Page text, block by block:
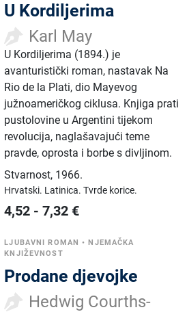
U Kordiljerima
Karl May
U Kordiljerima (1894.) je
avanturistički roman, nastavak Na
Rio de la Plati, dio Mayevog
južnoameričkog ciklusa. Knjiga prati
pustolovine u Argentini tijekom
revolucija, naglašavajući teme
pravde, oprosta i borbe s divljinom.
Stvarnost, 1966.
Hrvatski. Latinica.Tvrde korice.
4,52 -7,32 €
LJUBAVNI ROMAN • NJEMAČKA
KNJIŽEVNOST
Prodane djevojke
Hedwig Courths-